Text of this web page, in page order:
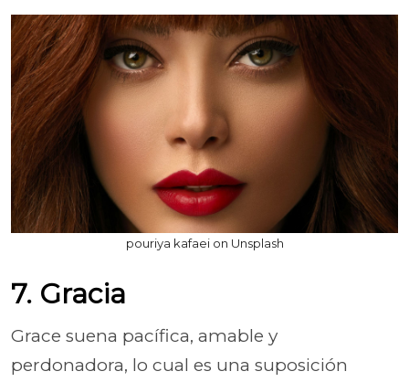
pouriya kafaei on Unsplash
7. Gracia
Grace suena pacífica, amable y
perdonadora, lo cual es una suposición